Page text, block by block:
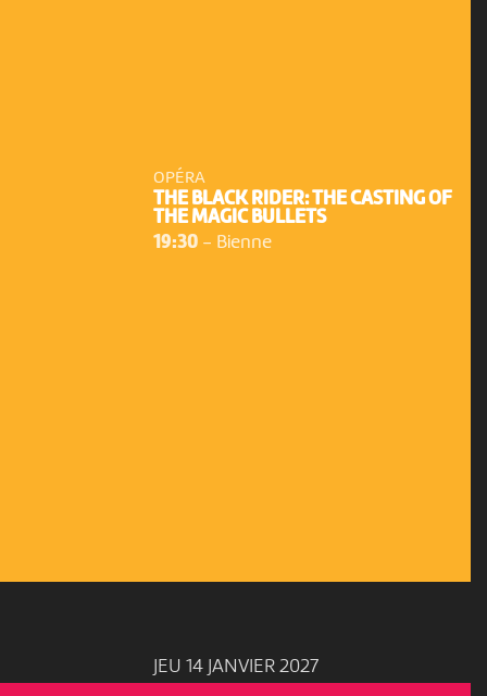
OPÉRA
THE BLACK RIDER: THE CASTING OF
THE MAGIC BULLETS
19:30- Bienne
JEU 14 JANVIER 2027